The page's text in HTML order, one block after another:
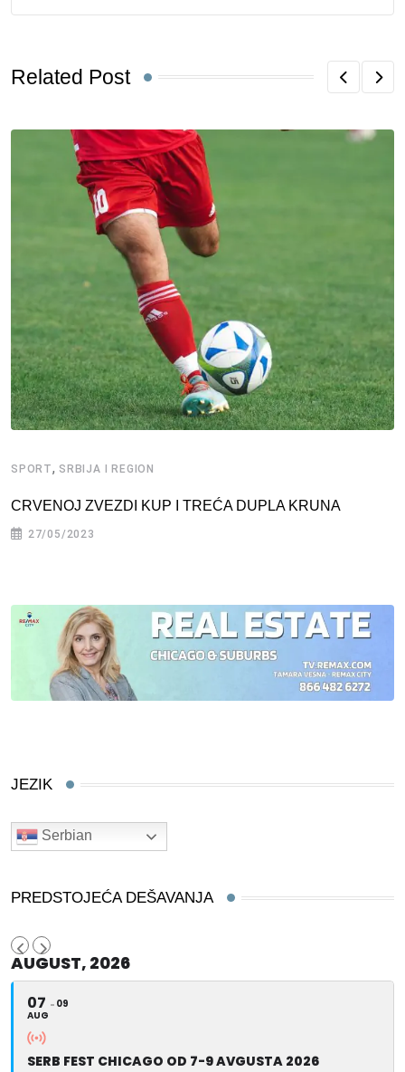
Related Post
SPORT, SRBIJA I REGION
CRVENOJ ZVEZDI KUP I TREĆA DUPLA KRUNA
27/05/2023
JEZIK
Serbian
PREDSTOJEĆA DEŠAVANJA
AUGUST, 2026
07
AUG
09
SERB FEST CHICAGO OD 7-9 AVGUSTA 2026